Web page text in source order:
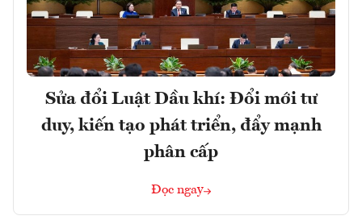
Sửa đổi Luật Dầu khí: Đổi mới tư
duy, kiến tạo phát triển, đẩy mạnh
phân cấp
Đọc ngay